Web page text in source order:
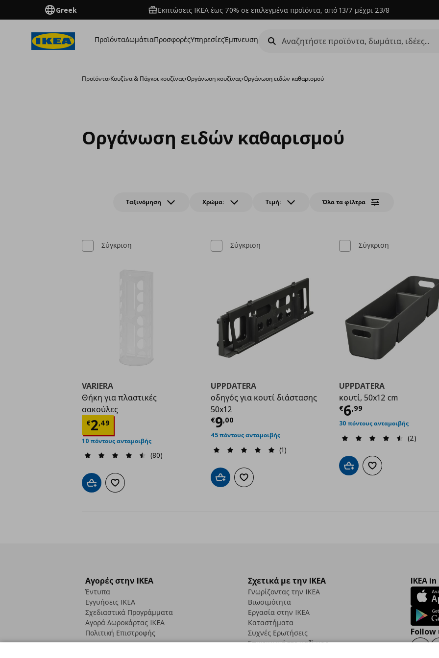
Greek Εκπτώσεις IKEA έως 70% σε επιλεγμένα προϊόντα, από 13/7 μέχρι 23/8
ΠροϊόνταΔωμάτιαΠροσφορέςΥπηρεσίεςΈμπνευση
Προϊόντα›Κουζίνα & Πάγκοι κουζίνας›Οργάνωση κουζίνας›Οργάνωση ειδών καθαρισμού
Οργάνωση ειδών καθαρισμού
Ταξινόμηση Χρώμα: Τιμή: Όλα τα φίλτρα
Σύγκριση
VARIERA
Θήκη για πλαστικές
σακούλες
€2,49
Τρέχουσα τιμή € 2,49
10 πόντους ανταμοιβής
(80)
Προσθήκη στο καλάθι
Προσθήκη στα αγαπημένα
Σύγκριση
UPPDATERA
οδηγός για κουτί διάστασης
50x12
€9,00
Τρέχουσα τιμή € 9,00
45 πόντους ανταμοιβής
(1)
Προσθήκη στο καλάθι
Προσθήκη στα αγαπημένα
Σύγκριση
UPPDATERA
κουτί, 50x12 cm
€6,99
Τρέχουσα τιμή
30 πόντους ανταμοιβής
(2)
Προσθήκη στο καλάθι
Προσθήκη στα
Αγορές στην IKEA
Έντυπα
Εγγυήσεις IKEA
Σχεδιαστικά Προγράμματα
Αγορά Δωρoκάρτας IKEA
Πολιτική Επιστροφής
Σχετικά με την IKEA
Γνωρίζοντας την IKEA
Βιωσιμότητα
Εργασία στην IKEA
Καταστήματα
Συχνές Ερωτήσεις
Επικοινωνήστε μαζί μας
IKEA
Follow